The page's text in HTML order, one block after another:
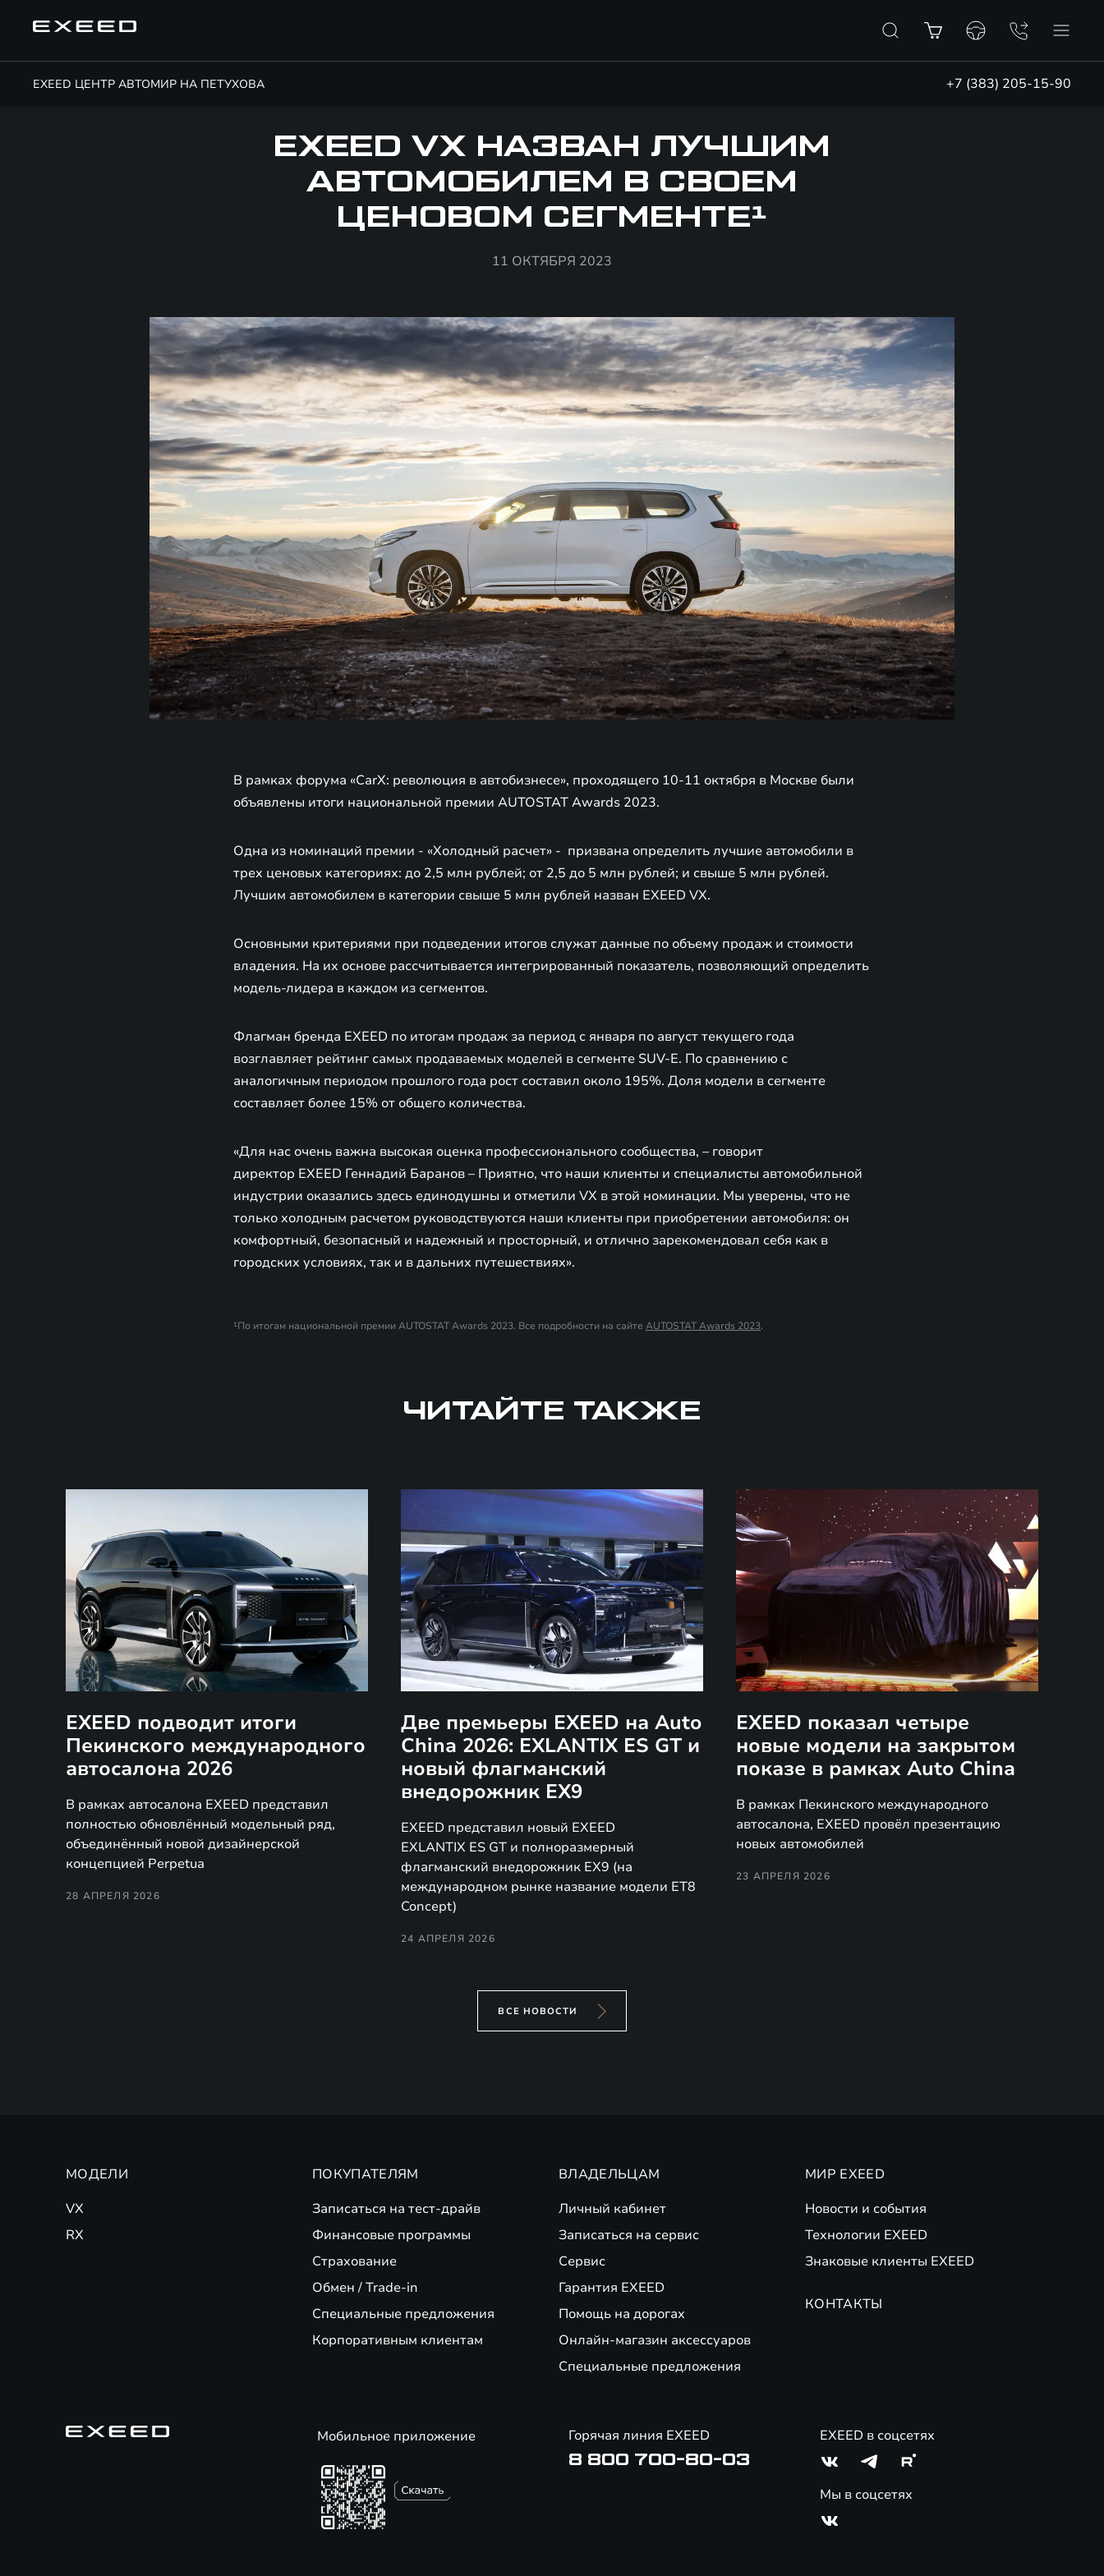
EXEED ЦЕНТР АВТОМИР НА ПЕТУХОВА +7 (383) 205-15-90
EXEED VX НАЗВАН ЛУЧШИМ
АВТОМОБИЛЕМ В СВОЕМ
ЦЕНОВОМ СЕГМЕНТЕ¹
11 ОКТЯБРЯ 2023
В рамках форума «CarX: революция в автобизнесе», проходящего 10-11 октября в Москве были
объявлены итоги национальной премии AUTOSTAT Awards 2023.
Одна из номинаций премии - «Холодный расчет» - призвана определить лучшие автомобили в
трех ценовых категориях: до 2,5 млн рублей; от 2,5 до 5 млн рублей; и свыше 5 млн рублей.
Лучшим автомобилем в категории свыше 5 млн рублей назван EXEED VX.
Основными критериями при подведении итогов служат данные по объему продаж и стоимости
владения. На их основе рассчитывается интегрированный показатель, позволяющий определить
модель-лидера в каждом из сегментов.
Флагман бренда EXEED по итогам продаж за период с января по август текущего года
возглавляет рейтинг самых продаваемых моделей в сегменте SUV-E. По сравнению с
аналогичным периодом прошлого года рост составил около 195%. Доля модели в сегменте
составляет более 15% от общего количества.
«Для нас очень важна высокая оценка профессионального сообщества, – говорит
директор EXEED Геннадий Баранов – Приятно, что наши клиенты и специалисты автомобильной
индустрии оказались здесь единодушны и отметили VX в этой номинации. Мы уверены, что не
только холодным расчетом руководствуются наши клиенты при приобретении автомобиля: он
комфортный, безопасный и надежный и просторный, и отлично зарекомендовал себя как в
городских условиях, так и в дальних путешествиях».
¹По итогам национальной премии AUTOSTAT Awards 2023. Все подробности на сайте AUTOSTAT Awards 2023.
ЧИТАЙТЕ ТАКЖЕ
EXEED подводит итоги
Пекинского международного
автосалона 2026
В рамках автосалона EXEED представил
полностью обновлённый модельный ряд,
объединённый новой дизайнерской
концепцией Perpetua
28 АПРЕЛЯ 2026
Две премьеры EXEED на Auto
China 2026: EXLANTIX ES GT и
новый флагманский
внедорожник EX9
EXEED представил новый EXEED
EXLANTIX ES GT и полноразмерный
флагманский внедорожник EX9 (на
международном рынке название модели ET8
Concept)
24 АПРЕЛЯ 2026
EXEED показал четыре
новые модели на закрытом
показе в рамках Auto China
В рамках Пекинского международного
автосалона, EXEED провёл презентацию
новых автомобилей
23 АПРЕЛЯ 2026
ВСЕ НОВОСТИ
МОДЕЛИ
VX
RX
ПОКУПАТЕЛЯМ
Записаться на тест-драйв
Финансовые программы
Страхование
Обмен / Trade-in
Специальные предложения
Корпоративным клиентам
ВЛАДЕЛЬЦАМ
Личный кабинет
Записаться на сервис
Сервис
Гарантия EXEED
Помощь на дорогах
Онлайн-магазин аксессуаров
Специальные предложения
МИР EXEED
Новости и события
Технологии EXEED
Знаковые клиенты EXEED
КОНТАКТЫ
Мобильное приложение Горячая линия EXEED
8 800 700-80-03
EXEED в соцсетях
Мы в соцсетях